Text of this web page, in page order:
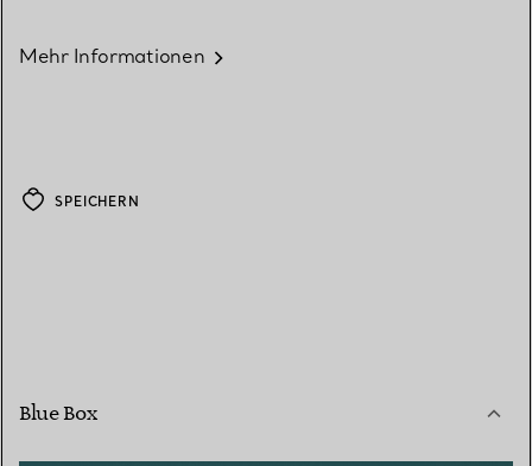
Mehr Informationen
SPEICHERN
Blue Box